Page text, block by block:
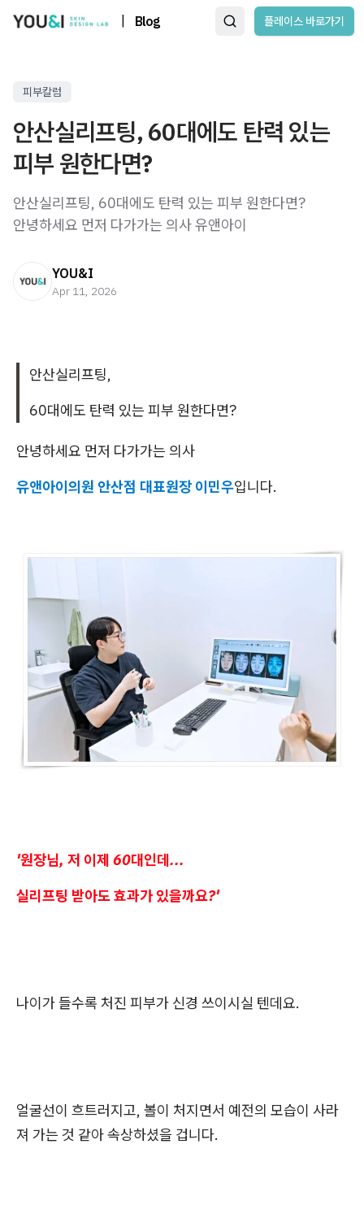
Blog 플레이스 바로가기
피부칼럼
안산실리프팅, 60대에도 탄력 있는
피부 원한다면?
안산실리프팅, 60대에도 탄력 있는 피부 원한다면?
안녕하세요 먼저 다가가는 의사 유앤아이
YOU&I
Apr 11, 2026
안산실리프팅,
60대에도 탄력 있는 피부 원한다면?
안녕하세요 먼저 다가가는 의사
유앤아이의원 안산점 대표원장 이민우입니다.
'원장님, 저 이제 60대인데...
실리프팅 받아도 효과가 있을까요?'
나이가 들수록 처진 피부가 신경 쓰이시실 텐데요.
얼굴선이 흐트러지고, 볼이 처지면서 예전의 모습이 사라
져 가는 것 같아 속상하셨을 겁니다.